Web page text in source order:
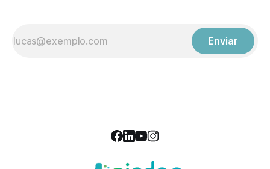
Enviar